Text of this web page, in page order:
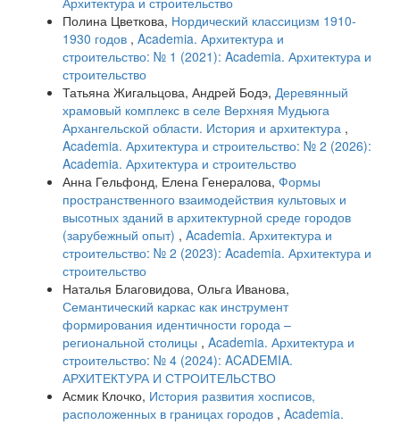
Полина Цветкова, Нордический классицизм 1910-
1930 годов , Academia. Архитектура и
строительство: № 1 (2021): Academia. Архитектура и
строительство
Татьяна Жигальцова, Андрей Бодэ, Деревянный
храмовый комплекс в селе Верхняя Мудьюга
Архангельской области. История и архитектура ,
Academia. Архитектура и строительство: № 2 (2026):
Academia. Архитектура и строительство
Анна Гельфонд, Елена Генералова, Формы
пространственного взаимодействия культовых и
высотных зданий в архитектурной среде городов
(зарубежный опыт) , Academia. Архитектура и
строительство: № 2 (2023): Academia. Архитектура и
строительство
Наталья Благовидова, Ольга Иванова,
Семантический каркас как инструмент
формирования идентичности города –
региональной столицы , Academia. Архитектура и
строительство: № 4 (2024): ACADEMIA.
АРХИТЕКТУРА И СТРОИТЕЛЬСТВО
Асмик Клочко, История развития хосписов,
расположенных в границах городов , Academia.